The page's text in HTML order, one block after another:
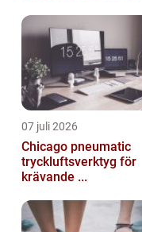
07 juli 2026
Chicago pneumatic
tryckluftsverktyg för
krävande ...